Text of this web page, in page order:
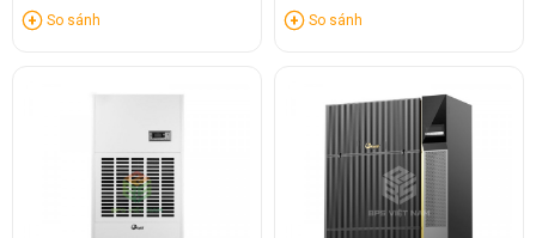
So sánh So sánh